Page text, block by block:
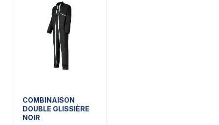
COMBINAISON
DOUBLE GLISSIÈRE
NOIR